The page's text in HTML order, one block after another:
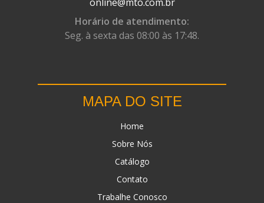
Horário de atendimento:
Seg. à sexta das 08:00 às 17:48.
MAPA DO SITE
Home
Sobre Nós
Catálogo
Contato
Trabalhe Conosco